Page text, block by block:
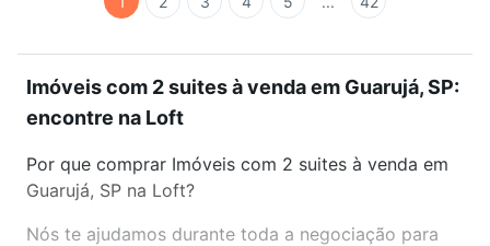
Imóveis com 2 suites à venda em Guarujá, SP:
encontre na Loft
Por que comprar Imóveis com 2 suites à venda em
Guarujá, SP na Loft?
Nós te ajudamos durante toda a negociação para